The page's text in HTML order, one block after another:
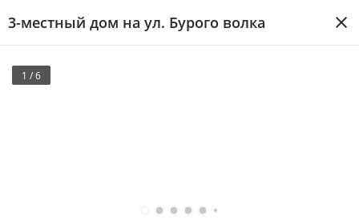
3-местный дом на ул. Бурого волка
1 / 6